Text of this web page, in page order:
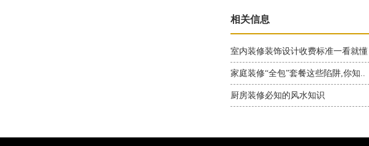
相关信息
室内装修装饰设计收费标准一看就懂
家庭装修“全包”套餐这些陷阱,你知..
厨房装修必知的风水知识